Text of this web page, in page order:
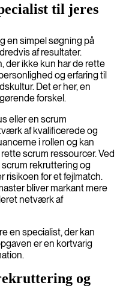
til jeres
en simpel søgning på
af resultater.
der ikke kun har de rette
og erfaring til
Det er her, en
forskel.
eller en scrum
af kvalificerede og
i rollen og kan
scrum ressourcer. Ved
rekruttering og
risikoen for et fejlmatch.
bliver markant mere
netværk af
en specialist, der kan
er en kortvarig
og